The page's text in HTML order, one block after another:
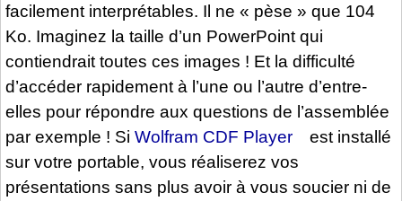
facilement interprétables. Il ne « pèse » que 104
Ko. Imaginez la taille d’un PowerPoint qui
contiendrait toutes ces images ! Et la difficulté
d’accéder rapidement à l’une ou l’autre d’entre-
elles pour répondre aux questions de l’assemblée
par exemple ! Si Wolfram CDF Player
est installé
sur votre portable, vous réaliserez vos
présentations sans plus avoir à vous soucier ni de